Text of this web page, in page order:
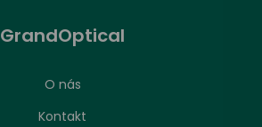
GrandOptical
O nás
Kontakt